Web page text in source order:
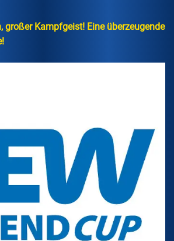
großer Kampfgeist! Eine überzeugende